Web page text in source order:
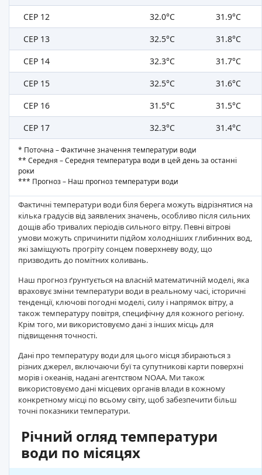
СЕР 12
32.0°C
31.9°C
СЕР 13
32.5°C
31.8°C
СЕР 14
32.3°C
31.7°C
СЕР 15
32.5°C
31.6°C
СЕР 16
31.5°C
31.5°C
СЕР 17
32.3°C 31.4°C
* Поточна – Фактичне значення температури води
** Середня – Середня температура води в цей день за останні
роки
*** Прогноз – Наш прогноз температури води
Фактичні температури води біля берега можуть відрізнятися на
кілька градусів від заявлених значень, особливо після сильних
дощів або тривалих періодів сильного вітру. Певні вітрові
умови можуть спричинити підйом холодніших глибинних вод,
які заміщують прогріту сонцем поверхневу воду, що
призводить до помітних коливань.
Наш прогноз ґрунтується на власній математичній моделі, яка
враховує зміни температури води в реальному часі, історичні
тенденції, ключові погодні моделі, силу і напрямок вітру, а
також температуру повітря, специфічну для кожного регіону.
Крім того, ми використовуємо дані з інших місць для
підвищення точності.
Дані про температуру води для цього місця збираються з
різних джерел, включаючи буї та супутникові карти поверхні
морів і океанів, надані агентством NOAA. Ми також
використовуємо дані місцевих органів влади в кожному
конкретному місці по всьому світу, щоб забезпечити більш
точні показники температури.
Річний огляд температури
води по місяцях